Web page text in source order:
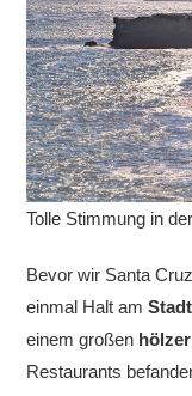
Tolle Stimmung in
Bevor wir Santa
einmal Halt am
einem großen
Restaurants